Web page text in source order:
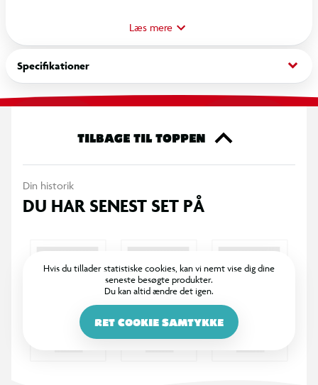
perfekte følgesvend i skole, på ferier eller derhjemme ved
skrivebordet.
Læs mere
Specifikationer keyboard_arrow_down
TILBAGE TIL TOPPEN
Din historik
DU HAR SENEST SET PÅ
Hvis du tillader statistiske cookies, kan vi nemt vise dig dine
seneste besøgte produkter.
Du kan altid ændre det igen.
RET COOKIE SAMTYKKE